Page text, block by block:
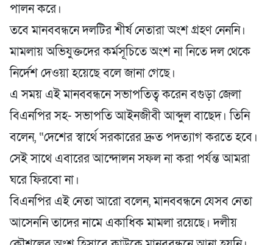
পালন করে।
তবে মানববন্ধনে দলটির শীর্ষ নেতারা অংশ গ্রহণ নেননি।
মামলায় অভিযুক্তদের কর্মসূচিতে অংশ না নিতে দল থেকে
নির্দেশ দেওয়া হয়েছে বলে জানা গেছে।
এ সময় এই মানববন্ধনে সভাপতিত্ব করেন বগুড়া জেলা
বিএনপির সহ- সভাপতি আইনজীবী আব্দুল বাছেদ। তিনি
বলেন, “দেশের স্বার্থে সরকারের দ্রুত পদত্যাগ করতে হবে।
সেই সাথে এবারের আন্দোলন সফল না করা পর্যন্ত আমরা
ঘরে ফিরবো না।
বিএনপির এই নেতা আরো বলেন, মানববন্ধনে যেসব নেতা
আসেননি তাদের নামে একাধিক মামলা রয়েছে। দলীয়